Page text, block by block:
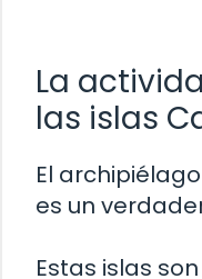
La
las islas
El
es un
Estas islas